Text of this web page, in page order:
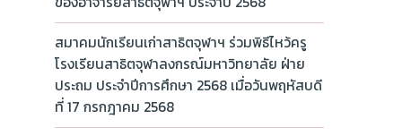
สมาคมนักเรียนเก่าสาธิตจุฬาฯ ร่วมพิธีไหว้ครู
โรงเรียนสาธิตจุฬาลงกรณ์มหาวิทยาลัย ฝ่าย
ประถม ประจำปีการศึกษา 2568 เมื่อวันพฤหัสบดี
ที่ 17 กรกฎาคม 2568